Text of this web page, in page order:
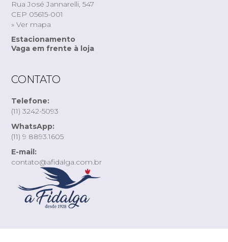
Rua José Jannarelli, 547
CEP 05615-001
» Ver mapa
Estacionamento
Vaga em frente à loja
CONTATO
Telefone:
(11) 3242-5093
WhatsApp:
(11) 9 8893.1605
E-mail:
contato@afidalga.com.br